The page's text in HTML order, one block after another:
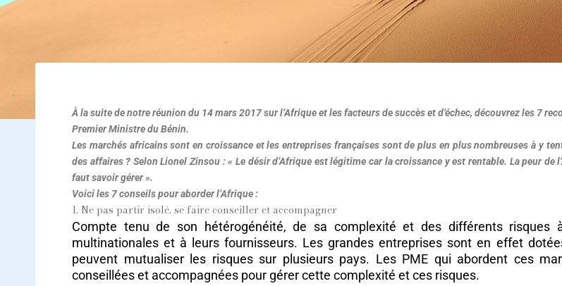
À la suite de notre réunion du 14 mars 2017 sur l’Afrique et les facteurs de succès et d’échec, découvrez les 7
Premier Ministre du Bénin.
Les marchés africains sont en croissance et les entreprises françaises sont de plus en plus nombreuses à y
des affaires ? Selon Lionel Zinsou : « Le désir d’Afrique est légitime car la croissance y est rentable. La peur
faut savoir gérer ».
Voici les 7 conseils pour aborder l’Afrique :
1. Ne pas partir isolé, se faire conseiller et accompagner
Compte tenu de son hétérogénéité, de sa complexité et des différents risques
multinationales et à leurs fournisseurs. Les grandes entreprises sont en effet
peuvent mutualiser les risques sur plusieurs pays. Les PME qui abordent ces
conseillées et accompagnées pour gérer cette complexité et ces risques.